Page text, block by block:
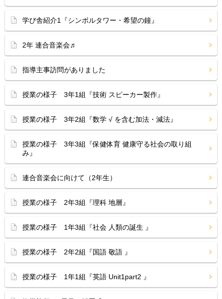
学び舎紹介1『シンボルタワー・希望の鐘』
2年 連合音楽会♬
指導主事訪問がありました
授業の様子 3年1組『技術 スピーカー製作』
授業の様子 3年2組『数学 √ を含む加法・減法』
授業の様子 3年3組『保健体育 健康守る社会の取り組
み』
連合音楽会に向けて（2年生）
授業の様子 2年3組『理科 地層』
授業の様子 1年3組『社会 人類の誕生 』
授業の様子 2年2組『国語 敬語 』
授業の様子 1年1組『英語 Unit1part2 』